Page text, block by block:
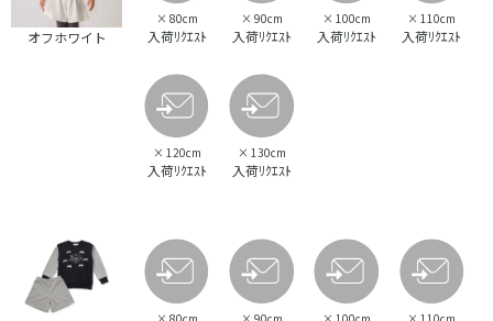
オフホワイト
× 80cm
入荷ﾘｸｴｽﾄ
× 90cm
入荷ﾘｸｴｽﾄ
× 100cm
入荷ﾘｸｴｽﾄ
× 110cm
入荷ﾘｸｴｽﾄ
× 120cm
入荷ﾘｸｴｽﾄ
× 130cm
入荷ﾘｸｴｽﾄ